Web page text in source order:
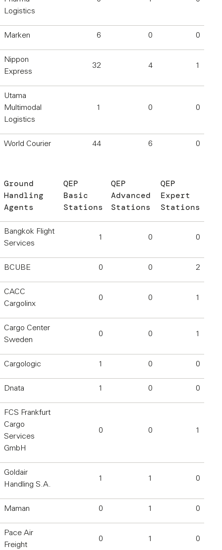
Logistics
Marken 6 0 0
Nippon
Express
32 4 1
Utama
Multimodal
Logistics
1 0 0
World Courier 44 6 0
Ground
Handling
Agents
QEP
Basic
Stations
QEP
Advanced
Stations
QEP
Expert
Stations
Bangkok Flight
Services
1 0 0
BCUBE 0 0 2
CACC
Cargolinx
0 0 1
Cargo Center
Sweden
0 0 1
Cargologic 1 0 0
Dnata 1 0 0
FCS Frankfurt
Cargo
Services
GmbH
0 0 1
Goldair
Handling S.A.
1 1 0
Maman 0 1 0
Pace Air
Freight
0 1 0